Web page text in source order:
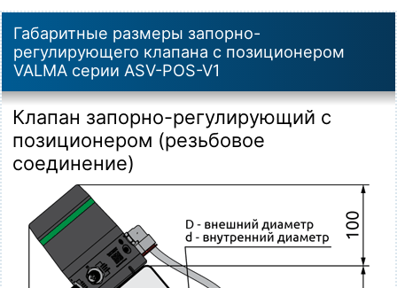
Габаритные размеры запорно-
регулирующего клапана с позиционером
VALMA серии ASV-POS-V1
Клапан запорно-регулирующий с
позиционером (резьбовое
соединение)